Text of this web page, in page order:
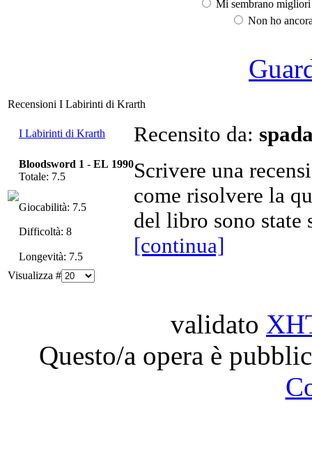
Mi sembrano
Non ho
Recensioni I Labirinti di Krarth
I Labirinti di Krarth Recensito da:
Scrivere una
come risolvere la
del libro sono state
[continua]
Bloodsword 1 - EL 1990
Totale: 7.5
Giocabilità: 7.5
Difficoltà: 8
Longevità: 7.5
Visualizza #
validato
Questo/a opera è